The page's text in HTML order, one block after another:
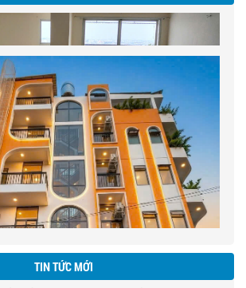
GIA - 107M - CHƯA SỔ - GIÁ : 2,6 TỶ
TIN TỨC MỚI
WESTLAKES GOLE & VILLAS - ĐỨC HOÀ
gol Đức Hoà Long An ( DT 200ha)
ĐỊNH HƯỚNG CỬA CHÍNH CỦA CĂN HỘ
hình dáng của căn hộ thì một vấn đề bạn cần hết
của căn hộ.
DỤNG TRANG TRÍ NHÀ HỢP PHONG
ĐÓN TÀI LỘC